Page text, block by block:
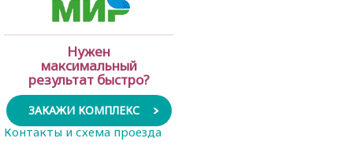
Нужен
максимальный
результат быстро?
ЗАКАЖИ КОМПЛЕКС
Контакты и схема проезда